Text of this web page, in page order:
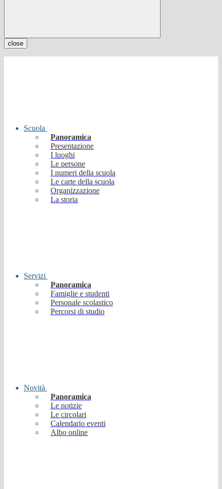
close
Scuola
Panoramica
Presentazione
I luoghi
Le persone
I numeri della scuola
Le carte della scuola
Organizzazione
La storia
Servizi
Panoramica
Famiglie e studenti
Personale scolastico
Percorsi di studio
Novità
Panoramica
Le notizie
Le circolari
Calendario eventi
Albo online